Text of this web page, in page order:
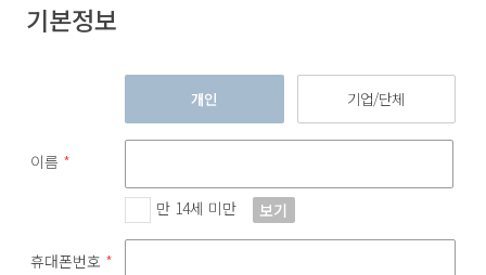
기본정보
개인 기업/단체
이름 *
만 14세 미만 보기
휴대폰번호 *